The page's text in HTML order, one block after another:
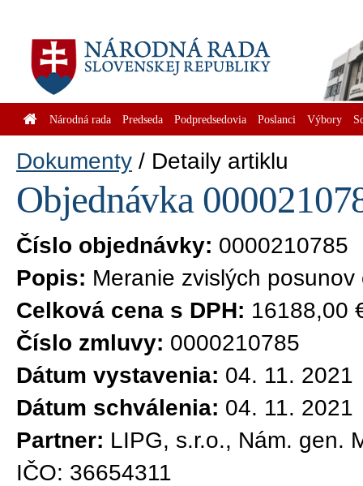
Národná rada Predseda Podpredsedovia Poslanci Výbory
Dokumenty Detaily artiklu
Objednávka
Číslo objednávky: 0000210785
Popis: Meranie zvislých
Celková cena s DPH: 16188,00
Číslo zmluvy: 0000210785
Dátum vystavenia: 04. 11. 2021
Dátum schválenia: 04. 11. 2021
Partner: LIPG, s.r.o., Nám. gen.
IČO: 36654311